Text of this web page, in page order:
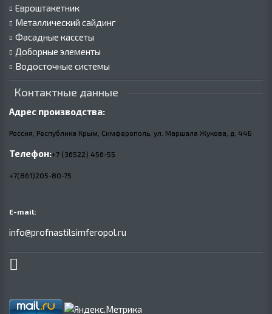
Евроштакетник
Металлический сайдинг
Фасадные кассеты
Доборные элементы
Водосточные системы
Контактные данные
Адрес производства:
Россия, Республика Крым, Симферополь, ул. Маршала Жукова, д. 44Б
Телефон:+7 (36522) 456-55
+7(861)205-80-75
E-mail:
info@profnastilsimferopol.ru